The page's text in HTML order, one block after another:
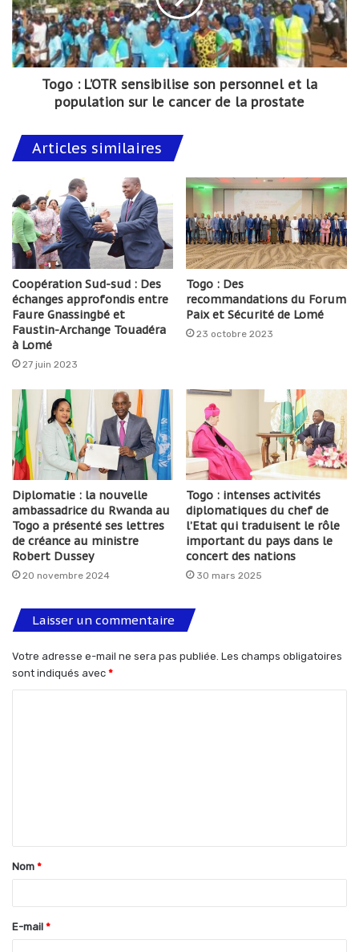
Togo : L’OTR sensibilise son personnel et la
population sur le cancer de la prostate
Articles similaires
Coopération Sud-sud : Des
échanges approfondis entre
Faure Gnassingbé et
Faustin-Archange Touadéra
à Lomé
27 juin 2023
Togo : Des
recommandations du Forum
Paix et Sécurité de Lomé
23 octobre 2023
Diplomatie : la nouvelle
ambassadrice du Rwanda au
Togo a présenté ses lettres
de créance au ministre
Robert Dussey
20 novembre 2024
Togo : intenses activités
diplomatiques du chef de
l’Etat qui traduisent le rôle
important du pays dans le
concert des nations
30 mars 2025
Laisser un commentaire
Votre adresse e-mail ne sera pas publiée. Les champs obligatoires
sont indiqués avec *
t
a
e
Nom *
E-mail *